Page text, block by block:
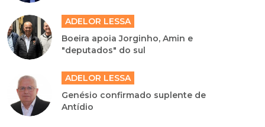
ADELOR LESSA
Boeira apoia Jorginho, Amin e
"deputados" do sul
ADELOR LESSA
Genésio confirmado suplente de
Antídio